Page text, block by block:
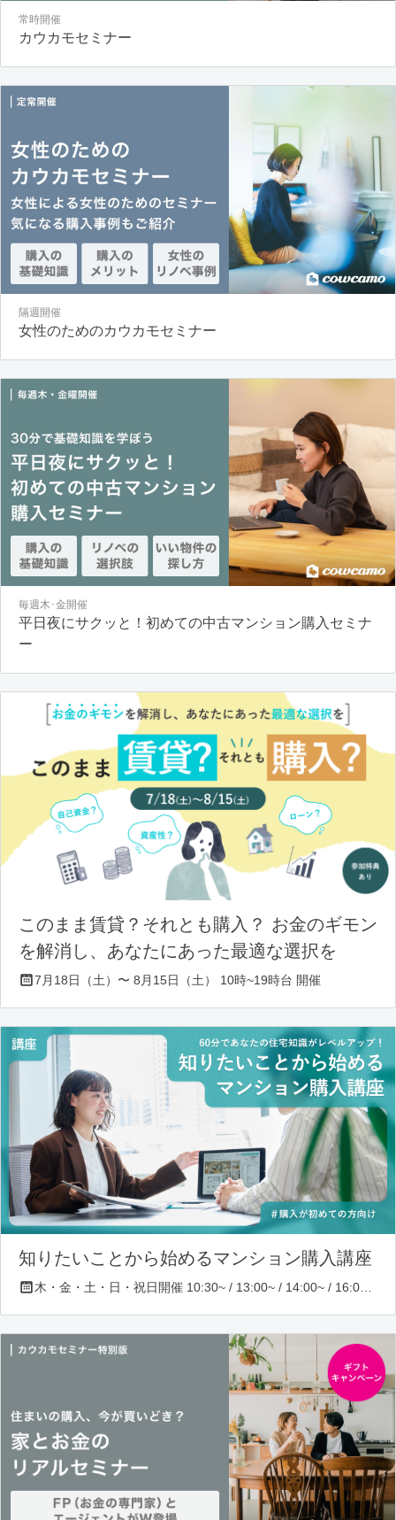
常時開催
カウカモセミナー
隔週開催
女性のためのカウカモセミナー
毎週木･金開催
平日夜にサクッと！初めての中古マンション購入セミナ
ー
このまま賃貸？それとも購入？ お金のギモン
を解消し、あなたにあった最適な選択を
7月18日（土）〜 8月15日（土） 10時~19時台 開催
知りたいことから始めるマンション購入講座